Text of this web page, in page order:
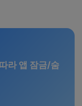
라 앱 잠금/숨